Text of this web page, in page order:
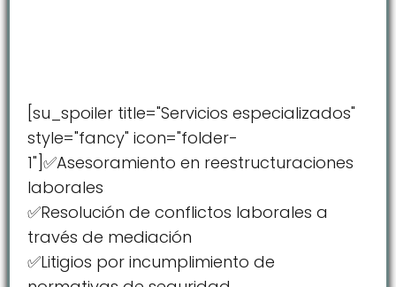
[su_spoiler title="Servicios especializados"
style="fancy" icon="folder-
1"]✅Asesoramiento en reestructuraciones
laborales
✅Resolución de conflictos laborales a
través de mediación
✅Litigios por incumplimiento de